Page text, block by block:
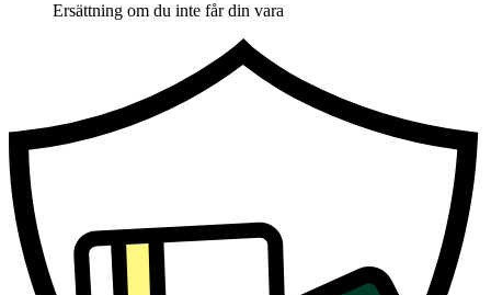
Ersättning om du inte får din vara